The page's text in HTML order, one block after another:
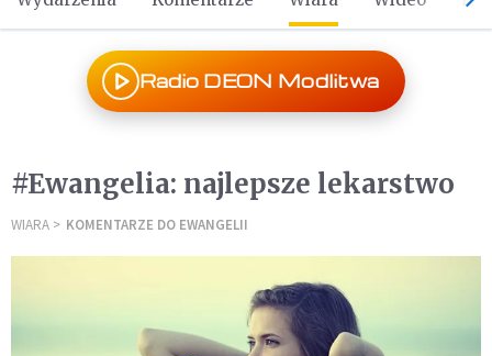
Radio DEON Modlitwa
#Ewangelia: najlepsze lekarstwo
WIARA KOMENTARZE DO EWANGELII